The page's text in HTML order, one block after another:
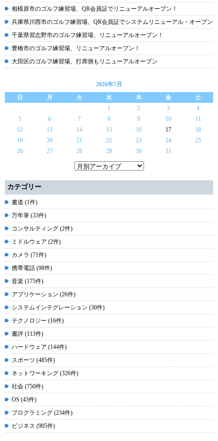
相模原市のゴルフ練習場、QR会員証でリニューアルオープン！
兵庫県川西市のゴルフ練習場、QR会員証でシステムリニューアル・オープン
千葉県習志野市のゴルフ練習場、リニューアルオープン！
豊橋市のゴルフ練習場、リニューアルオープン！
大田区のゴルフ練習場、打席側もリニューアルオープン
2026年7月
日
月 火 水 木 金
土
1
2 3
4
5
6 7 8 9 10
11
12
13 14 15 16 17
18
19
20 21 22 23 24
25
26
27 28 29 30 31
カテゴリー
書道 (1件)
万年筆 (33件)
コンサルティング (2件)
ミドルウェア (2件)
カメラ (71件)
携帯電話 (98件)
音楽 (175件)
アプリケーション (26件)
システムインテグレーション (30件)
テクノロジー (16件)
書評 (113件)
ハードウェア (144件)
スポーツ (485件)
ネットワーキング (326件)
社会 (750件)
OS (43件)
プログラミング (234件)
ビジネス (905件)